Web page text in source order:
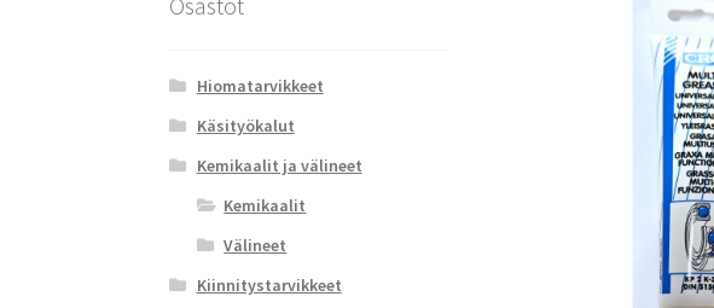
Hiomatarvikkeet
Käsityökalut
Kemikaalit ja välineet
Kemikaalit
Välineet
Kiinnitystarvikkeet